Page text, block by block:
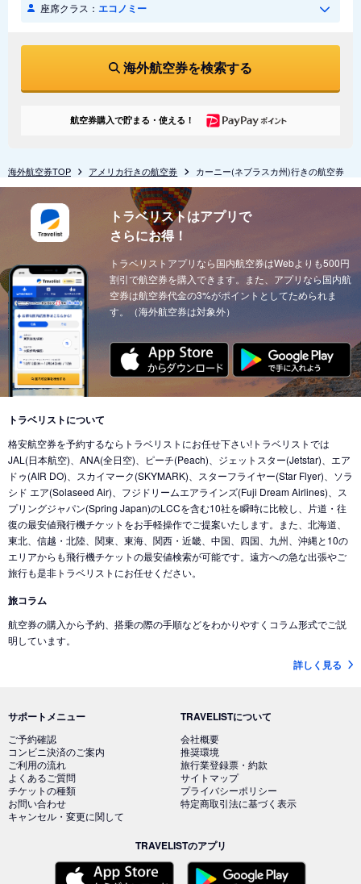
座席クラス： エコノミー
海外航空券を検索する
航空券購入で貯まる・使える！
海外航空券TOP アメリカ行きの航空券 カーニー(ネブラスカ州)行きの航空券
トラベリストはアプリで
さらにお得！
トラベリストアプリなら国内航空券はWebよりも500円
割引で航空券を購入できます。また、アプリなら国内航
空券は航空券代金の3%がポイントとしてためられま
す。（海外航空券は対象外）
トラベリストについて
格安航空券を予約するならトラベリストにお任せ下さい!トラベリストでは
JAL(日本航空)、ANA(全日空)、ピーチ(Peach)、ジェットスター(Jetstar)、エア
ドゥ(AIR DO)、スカイマーク(SKYMARK)、スターフライヤー(Star Flyer)、ソラ
シド エア(Solaseed Air)、フジドリームエアラインズ(Fuji Dream Airlines)、ス
プリングジャパン(Spring Japan)のLCCを含む10社を瞬時に比較し、片道・往
復の最安値飛行機チケットをお手軽操作でご提案いたします。また、北海道、
東北、信越・北陸、関東、東海、関西・近畿、中国、四国、九州、沖縄と10の
エリアからも飛行機チケットの最安値検索が可能です。遠方への急な出張やご
旅行も是非トラベリストにお任せください。
旅コラム
航空券の購入から予約、搭乗の際の手順などをわかりやすくコラム形式でご説
明しています。
詳しく見る
サポートメニュー
ご予約確認
コンビニ決済のご案内
ご利用の流れ
よくあるご質問
チケットの種類
お問い合わせ
キャンセル・変更に関して
TRAVELISTについて
会社概要
推奨環境
旅行業登録票・約款
サイトマップ
プライバシーポリシー
特定商取引法に基づく表示
TRAVELISTのアプリ